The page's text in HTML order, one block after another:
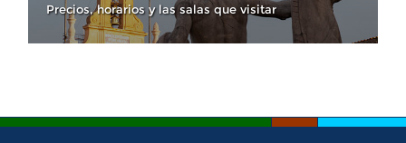
Precios, horarios y las salas que visitar